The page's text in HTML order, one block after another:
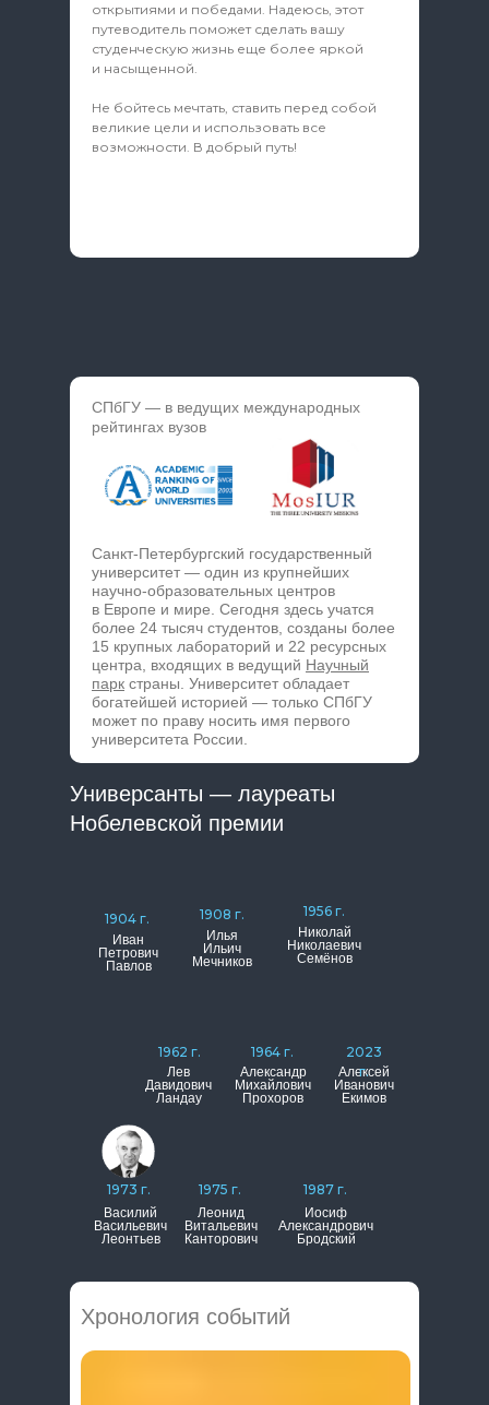
открытиями и победами. Надеюсь, этот
путеводитель поможет сделать вашу
студенческую жизнь еще более яркой
и насыщенной.
Не бойтесь мечтать, ставить перед собой
великие цели и использовать все
возможности. В добрый путь!
Илья
Ильич
Мечников
1908 г.
Николай
Николаевич
Семёнов
1956 г.
Лев
Давидович
Ландау
1962 г.
Александр
Михайлович
Прохоров
1964 г.
Василий
Васильевич
Леонтьев
1973 г.
Леонид
Витальевич
Канторович
1975 г.
Иосиф
Александрович
Бродский
1987 г.
Санкт-Петербургский государственный
университет — один из крупнейших
научно-образовательных центров
в Европе и мире. Сегодня здесь учатся
более 24 тысяч студентов, созданы более
15 крупных лабораторий и 22 ресурсных
центра, входящих в ведущий Научный
парк страны. Университет обладает
богатейшей историей — только СПбГУ
может по праву носить имя первого
университета России.
Универсанты — лауреаты
Нобелевской премии
Иван
Петрович
Павлов
1904 г.
Хронология событий
СПбГУ — в ведущих международных
рейтингах вузов
Алексей
Иванович
Екимов
2023
г.